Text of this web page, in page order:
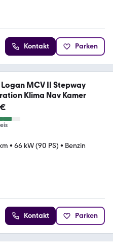
Kontakt Parken
MCV II Stepway
Klima Nav Kamer
• 66 kW (90 PS) • Benzin
Kontakt Parken